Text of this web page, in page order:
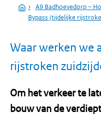
Home
› A9 Badhoevedorp –
Bypass (tijdelijke
Waar werken we
rijstroken
Om het verkeer te
bouw van de